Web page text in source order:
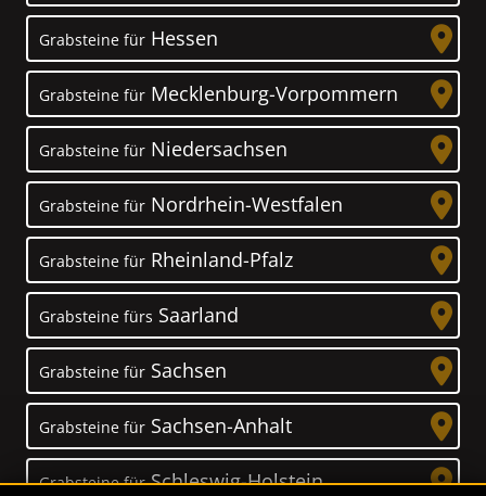
Grabsteine für Hessen
Grabsteine für Mecklenburg-Vorpommern
Grabsteine für Niedersachsen
Grabsteine für Nordrhein-Westfalen
Grabsteine für Rheinland-Pfalz
Grabsteine fürs Saarland
Grabsteine für Sachsen
Grabsteine für Sachsen-Anhalt
Grabsteine fürSchleswig-Holstein